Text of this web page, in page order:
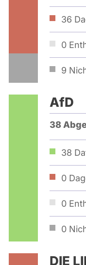
36
0
9
AfD
38
38
0
0
0
DIE